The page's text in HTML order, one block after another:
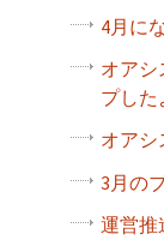
4月に
オアシ
プした
オア
3月の
運営推